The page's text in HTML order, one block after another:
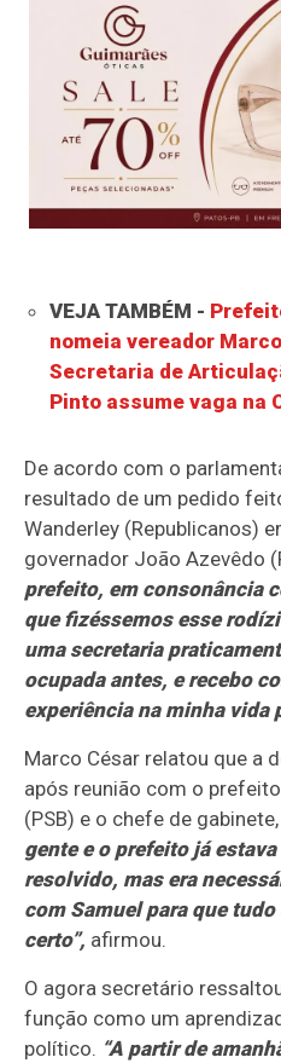
VEJA TAMBÉM -
nomeia vereador
Secretaria de
Pinto assume vaga na
De acordo com o
resultado de um pedido
Wanderley (Republicanos)
governador João Azevêdo
prefeito, em consonância
que fizéssemos esse
uma secretaria
ocupada antes, e recebo
experiência na minha vida
Marco César relatou que a
após reunião com o
(PSB) e o chefe de
gente e o prefeito já
resolvido, mas era
com Samuel para que
certo”, afirmou.
O agora secretário
função como um
político. “A partir de